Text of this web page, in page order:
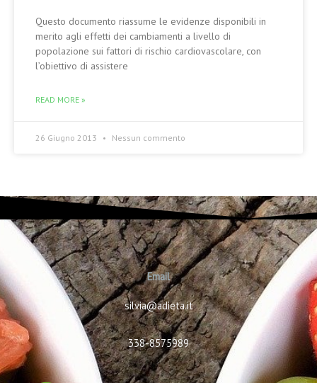
Questo documento riassume le evidenze disponibili in
merito agli effetti dei cambiamenti a livello di
popolazione sui fattori di rischio cardiovascolare, con
l’obiettivo di assistere
READ MORE »
26 Giugno 2013 Nessun commento
Email
silvia@adieta.it
338-8575989